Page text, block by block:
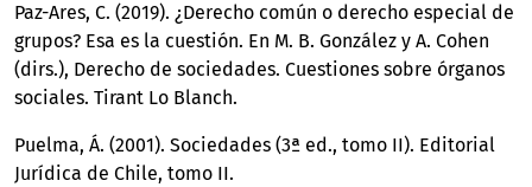
Paz-Ares, C. (2019). ¿Derecho común o derecho especial de
grupos? Esa es la cuestión. En M. B. González y A. Cohen
(dirs.), Derecho de sociedades. Cuestiones sobre órganos
sociales. Tirant Lo Blanch.
Puelma, Á. (2001). Sociedades (3ª ed., tomo II). Editorial
Jurídica de Chile, tomo II.